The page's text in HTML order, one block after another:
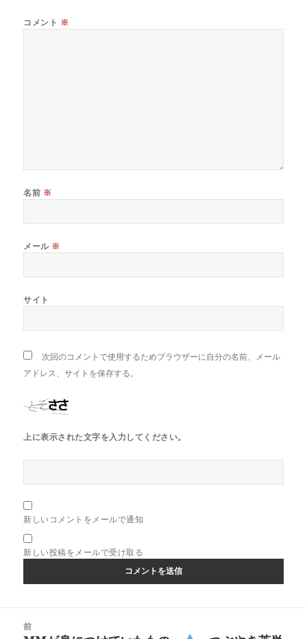
コメント ※
名前 ※
メール ※
サイト
次回のコメントで使用するためブラウザーに自分の名前、メール
アドレス、サイトを保存する。
上に表示された文字を入力してください。
新しいコメントをメールで通知
新しい投稿をメールで受け取る
前